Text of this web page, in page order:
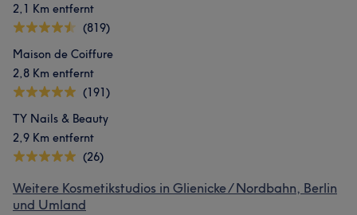
2,1 Km entfernt
(819)
Maison de Coiffure
2,8 Km entfernt
(191)
TY Nails & Beauty
2,9 Km entfernt
(26)
Weitere Kosmetikstudios in Glienicke / Nordbahn, Berlin
und Umland